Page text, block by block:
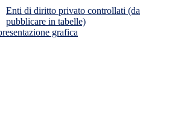
Enti di diritto privato controllati (da
pubblicare in tabelle)
grafica